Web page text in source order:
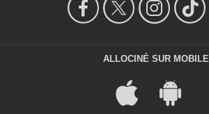
ALLOCINÉ SUR MOBILE